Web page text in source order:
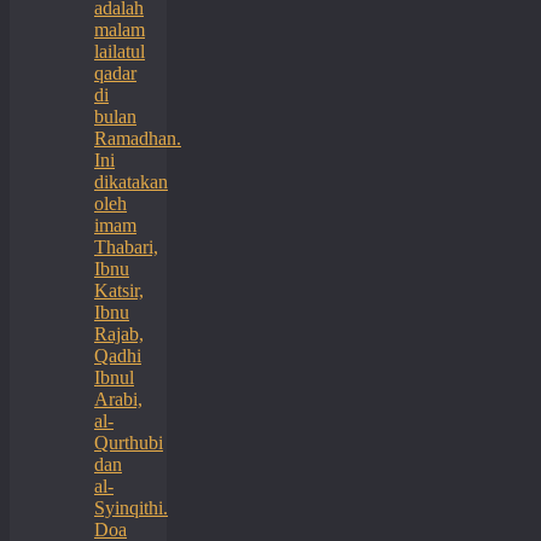
adalah
malam
lailatul
qadar
di
bulan
Ramadhan.
Ini
dikatakan
oleh
imam
Thabari,
Ibnu
Katsir,
Ibnu
Rajab,
Qadhi
Ibnul
Arabi,
al-
Qurthubi
dan
al-
Syinqithi.
Doa